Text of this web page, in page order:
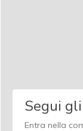
Segui
Entra nella